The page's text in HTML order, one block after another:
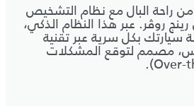
راحة البال مع نظام التشخيص
روڤر. عبر هذا النظام الذكي،
سيارتك بكل سرية عبر تقنية
مصمم لتوقع المشكلات